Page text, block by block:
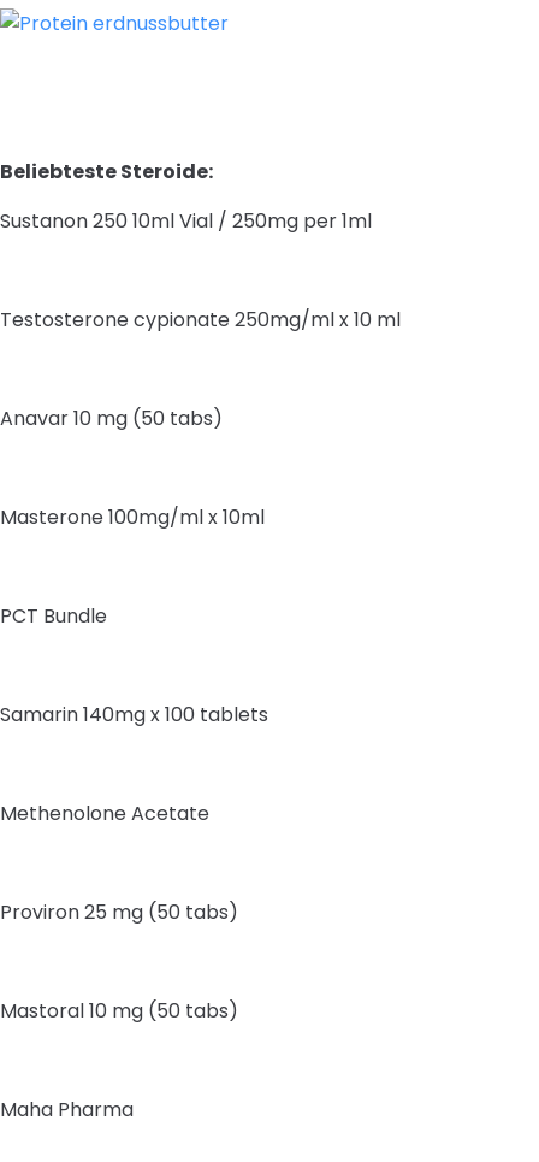
Beliebteste Steroide:
Sustanon 250 10ml Vial / 250mg per 1ml
Testosterone cypionate 250mg/ml x 10 ml
Anavar 10 mg (50 tabs)
Masterone 100mg/ml x 10ml
PCT Bundle
Samarin 140mg x 100 tablets
Methenolone Acetate
Proviron 25 mg (50 tabs)
Mastoral 10 mg (50 tabs)
Maha Pharma